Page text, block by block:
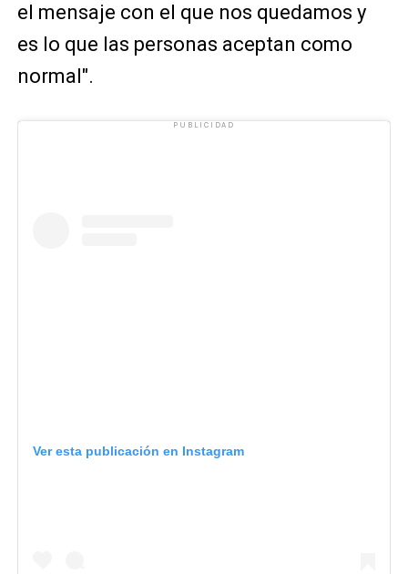
el mensaje con el que nos quedamos y
es lo que las personas aceptan como
normal".
PUBLICIDAD
Ver esta publicación en Instagram